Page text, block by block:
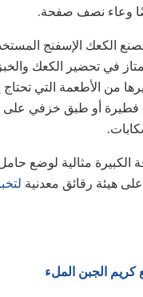
الكعك الإسفنج
ممتاز في تحضير الكعك
من الأطعمة التي
أو طبق خزفي على
الكبيرة مثالية لوضع
هيئة رقائق معدنية
الجبن الملء